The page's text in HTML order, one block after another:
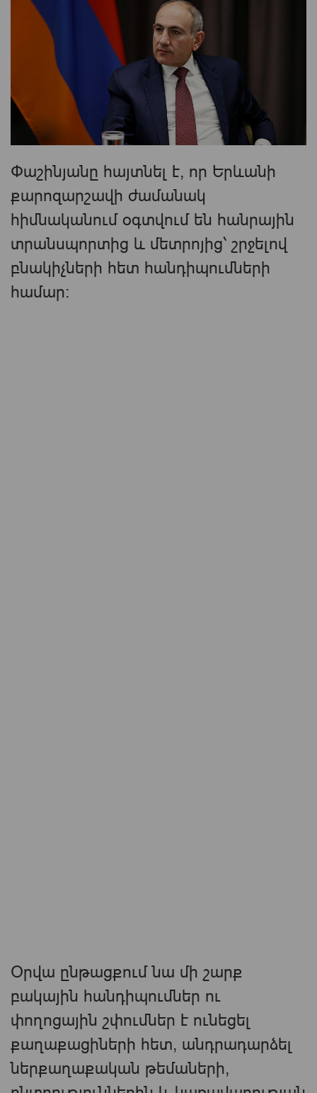
Փաշինյանը հայտնել է, որ Երևանի
քարոզարշավի ժամանակ
հիմնականում օգտվում են հանրային
տրանսպորտից և մետրոյից՝ շրջելով
բնակիչների հետ հանդիպումների
համար։
Օրվա ընթացքում նա մի շարք
բակային հանդիպումներ ու
փողոցային շփումներ է ունեցել
քաղաքացիների հետ, անդրադարձել
ներքաղաքական թեմաների,